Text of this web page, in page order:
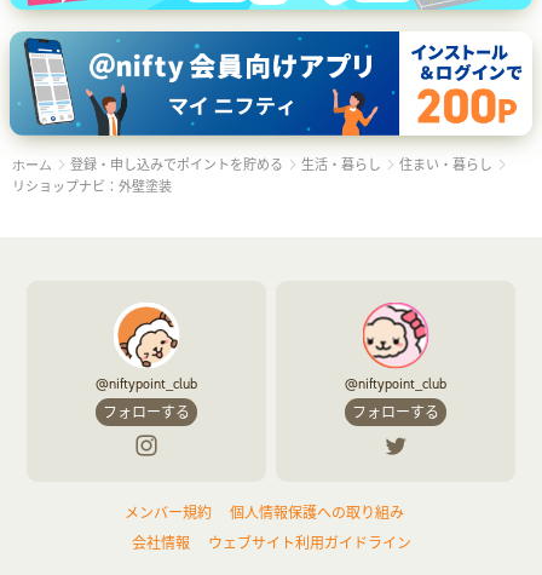
ホーム 登録・申し込みでポイントを貯める 生活・暮らし
住まい・暮らし
リショップナビ：外壁塗装
@niftypoint_club
フォローする
@niftypoint_club
フォローする
メンバー規約
個人情報保護への取り組み
会社情報
ウェブサイト利用ガイドライン